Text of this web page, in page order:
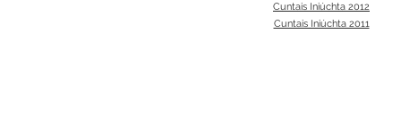
Cuntais Iniúchta 2012
Cuntais Iniúchta 2011